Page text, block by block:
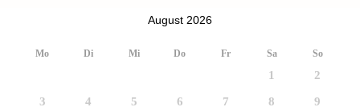
August 2026
Mo Di Mi Do Fr Sa So
1 2
3 4 5 6 7 8 9